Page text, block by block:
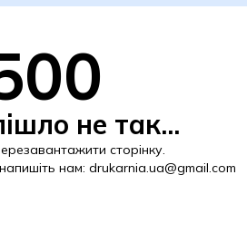
не так...
сторінку.
нам: drukarnia.ua@gmail.com